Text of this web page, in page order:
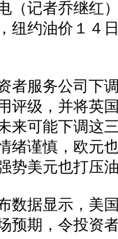
记者乔继红
纽约油价１４
服务公司下
评级，并将英
来可能下调这
绪谨慎，欧元
势美元也打压
据显示，美
预期，令投资